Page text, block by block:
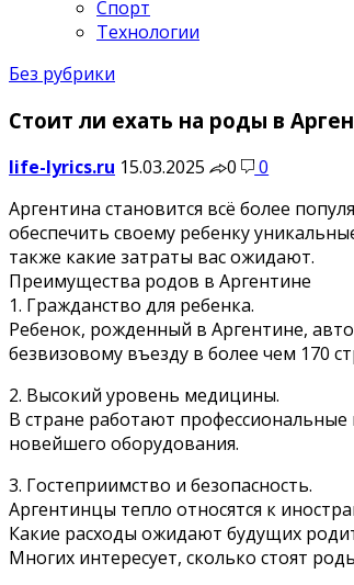
Спорт
Технологии
Без рубрики
Стоит ли ехать на роды в
life-lyrics.ru 15.03.2025 0
0
Аргентина становится всё более
обеспечить своему ребенку
также какие затраты вас ожидают.
Преимущества родов в Аргентине
1. Гражданство для ребенка.
Ребенок, рожденный в Аргентине,
безвизовому въезду в более чем 170
2. Высокий уровень медицины.
В стране работают
новейшего оборудования.
3. Гостеприимство и безопасность.
Аргентинцы тепло относятся к
Какие расходы ожидают будущих
Многих интересует, сколько стоят